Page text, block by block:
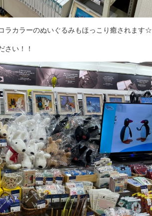
ラカラーのぬいぐるみもほっこり癒されます☆
さい！！